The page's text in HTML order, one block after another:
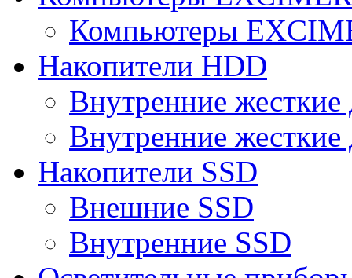
Компьютеры
Накопители HDD
Внутренние
Внутренние
Накопители SSD
Внешние SSD
Внутренние SSD